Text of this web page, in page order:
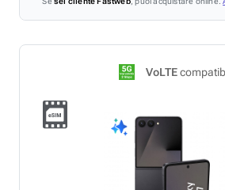
VoLTE